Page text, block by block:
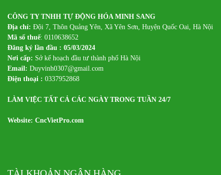
CÔNG TY TNHH TỰ ĐỘNG HÓA MINH SANG
Địa chỉ: Đội 7, Thôn Quảng Yên, Xã Yên Sơn, Huyện Quốc Oai, Hà Nội
Mã số thuế: 0110638652
Đăng ký lần đầu : 05/03/2024
Nơi cấp: Sở kế hoạch đầu tư thành phố Hà Nội
Email: Duyvinh0307@gmail.com
Điện thoại : 0337952868
LÀM VIỆC TẤT CẢ CÁC NGÀY TRONG TUẦN 24/7
Website: CncVietPro.com